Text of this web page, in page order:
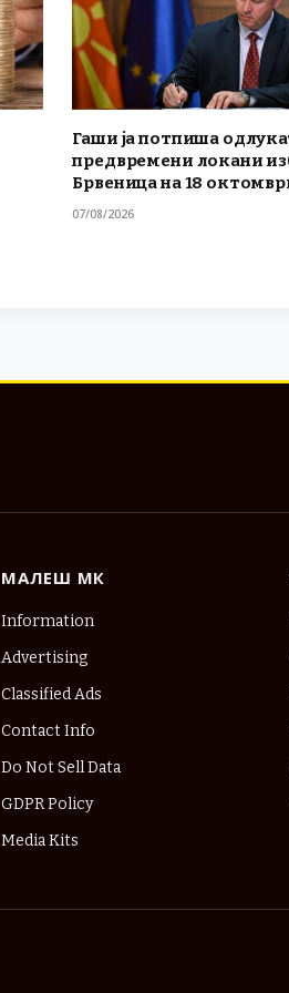
Гаши ја потпиша
предвремени локани
Брвеница на 18
07/08/2026
МАЛЕШ МК
Information
Advertising
Classified Ads
Contact Info
Do Not Sell Data
GDPR Policy
Media Kits